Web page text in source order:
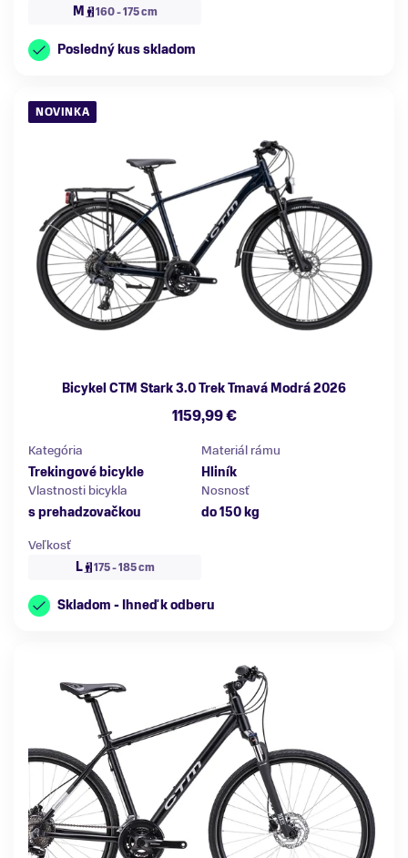
M
160 - 175 cm
Posledný kus skladom
NOVINKA
Bicykel CTM Stark 3.0 Trek Tmavá Modrá 2026
1159,99 €
Kategória
Trekingové bicykle
Materiál rámu
Hliník
Vlastnosti bicykla
s prehadzovačkou
Nosnosť
do 150 kg
Veľkosť
L
175 - 185 cm
Skladom - Ihneď k odberu